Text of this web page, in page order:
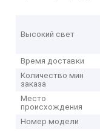
Высокий свет
Время доставки
Количество мин
заказа
Место
происхождения
Номер модели